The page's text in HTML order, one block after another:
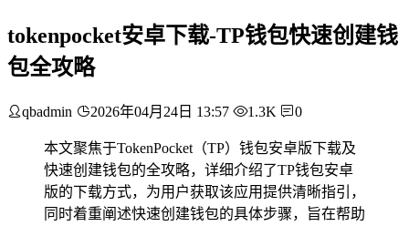
tokenpocket安卓下载-TP钱包快速创建钱
包全攻略
qbadmin 2026年04月24日 13:57 1.3K 0
本文聚焦于TokenPocket（TP）钱包安卓版下载及
快速创建钱包的全攻略，详细介绍了TP钱包安卓
版的下载方式，为用户获取该应用提供清晰指引，
同时着重阐述快速创建钱包的具体步骤，旨在帮助